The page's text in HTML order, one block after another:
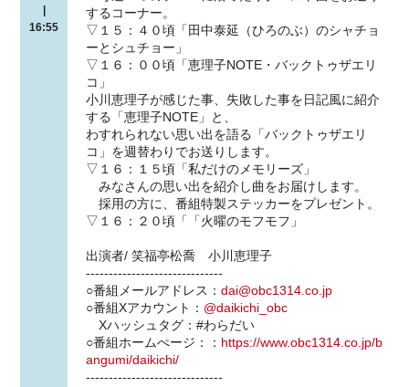
16:55
するコーナー。
▽１５：４０頃「田中泰延（ひろのぶ）のシャチョ
ーとシュチョー」
▽１６：００頃「恵理子NOTE・バックトゥザエリ
コ」
小川恵理子が感じた事、失敗した事を日記風に紹介
する「恵理子NOTE」と、
わすれられない思い出を語る「バックトゥザエリ
コ」を週替わりでお送りします。
▽１６：１５頃「私だけのメモリーズ」
みなさんの思い出を紹介し曲をお届けします。
採用の方に、番組特製ステッカーをプレゼント。
▽１６：２０頃「「火曜のモフモフ」
出演者/ 笑福亭松喬 小川恵理子
------------------------------
○番組メールアドレス：dai@obc1314.co.jp
○番組Xアカウント： @daikichi_obc
Xハッシュタグ：#わらだい
○番組ホームぺージ：： https://www.obc1314.co.jp/b
angumi/daikichi/
------------------------------